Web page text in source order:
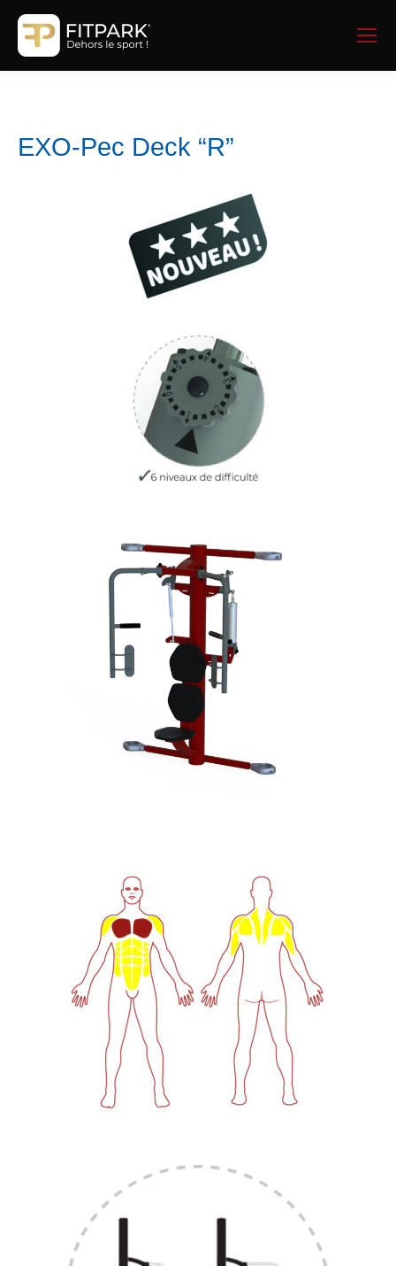
EXO-Pec Deck “R”